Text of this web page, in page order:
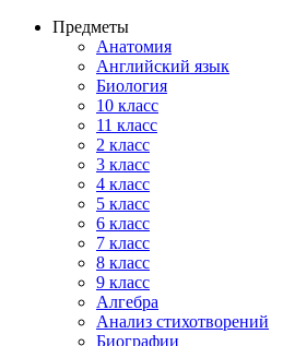
Предметы
Анатомия
Английский язык
Биология
10 класс
11 класс
2 класс
3 класс
4 класс
5 класс
6 класс
7 класс
8 класс
9 класс
Алгебра
Анализ стихотворений
Биографии